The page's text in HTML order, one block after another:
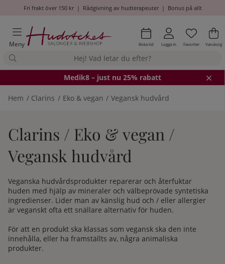
Fri frakt över 150 kr| Rådgivning av hudterapeuter| Bonus på allt
Meny Boka tid Logga in Antal i
.
Favoriter .
Varukorg
Medik8 – just nu 25% rabatt
Hem Clarins Eko & vegan Vegansk hudvård
Clarins / Eko & vegan /
Vegansk hudvård
Veganska hudvårdsprodukter reparerar och återfuktar
huden med hjälp av mineraler och välbeprövade syntetiska
ingredienser. Lider man av känslig hud och / eller allergier
är veganskt ofta ett snällare alternativ för huden.
För att en produkt ska klassas som vegansk ska den inte
innehålla, eller ha framställts av, några animaliska
produkter.